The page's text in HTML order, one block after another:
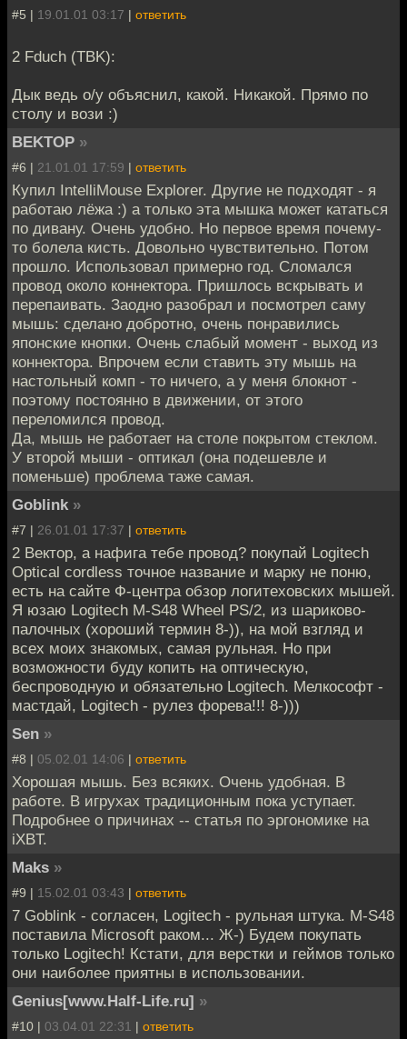
#5 | 19.01.01 03:17 | ответить
2 Fduch (TBK):
Дык ведь о/у объяснил, какой. Никакой. Прямо по
столу и вози :)
BEKTOP »
#6 | 21.01.01 17:59 | ответить
Купил IntelliMouse Explorer. Другие не подходят - я
работаю лёжа :) а только эта мышка может кататься
по дивану. Очень удобно. Но первое время почему-
то болела кисть. Довольно чувствительно. Потом
прошло. Использовал примерно год. Сломался
провод около коннектора. Пришлось вскрывать и
перепаивать. Заодно разобрал и посмотрел саму
мышь: сделано добротно, очень понравились
японские кнопки. Очень слабый момент - выход из
коннектора. Впрочем если ставить эту мышь на
настольный комп - то ничего, а у меня блокнот -
поэтому постоянно в движении, от этого
переломился провод.
Да, мышь не работает на столе покрытом стеклом.
У второй мыши - оптикал (она подешевле и
поменьше) проблема таже самая.
Goblink »
#7 | 26.01.01 17:37 | ответить
2 Вектор, а нафига тебе провод? покупай Logitech
Optical cordless точное название и марку не поню,
есть на сайте Ф-центра обзор логитеховских мышей.
Я юзаю Logitech M-S48 Wheel PS/2, из шариково-
палочных (хороший термин 8-)), на мой взгляд и
всех моих знакомых, самая рульная. Но при
возможности буду копить на оптическую,
беспроводную и обязательно Logitech. Мелкософт -
мастдай, Logitech - рулез форева!!! 8-)))
Sen »
#8 | 05.02.01 14:06 | ответить
Хорошая мышь. Без всяких. Очень удобная. В
работе. В игрухах традиционным пока уступает.
Подробнее о причинах -- статья по эргономике на
iXBT.
Maks »
#9 | 15.02.01 03:43 | ответить
7 Goblink - согласен, Logitech - рульная штука. M-S48
поставила Microsoft раком... Ж-) Будем покупать
только Logitech! Кстати, для верстки и геймов только
они наиболее приятны в использовании.
Genius[www.Half-Life.ru] »
#10 | 03.04.01 22:31 | ответить